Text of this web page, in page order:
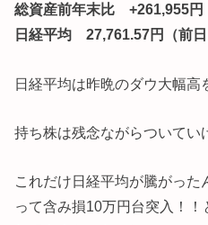
総資産前年末比 +261,955円
日経平均 27,761.57円（前日
日経平均は昨晩のダウ大幅高
持ち株は残念ながらついてい
これだけ日経平均が騰がっ
って含み損10万円台突入！！